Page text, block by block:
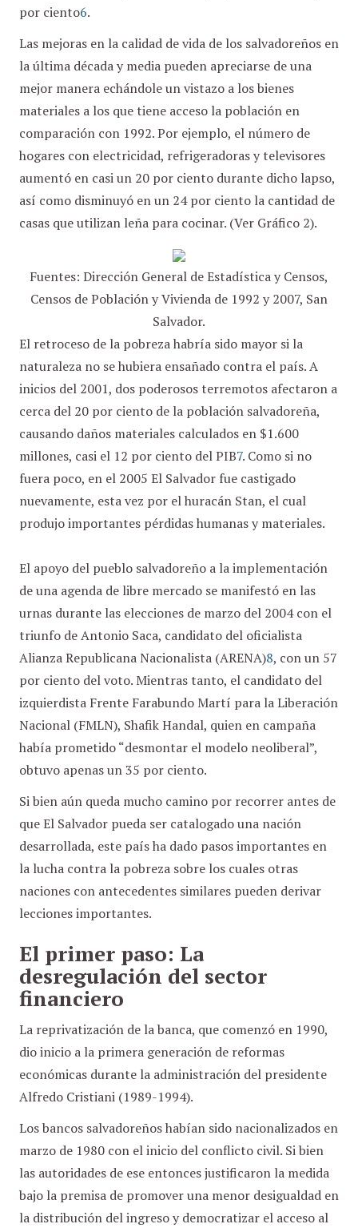
por ciento6.
Las mejoras en la calidad de vida de los salvadoreños en
la última década y media pueden apreciarse de una
mejor manera echándole un vistazo a los bienes
materiales a los que tiene acceso la población en
comparación con 1992. Por ejemplo, el número de
hogares con electricidad, refrigeradoras y televisores
aumentó en casi un 20 por ciento durante dicho lapso,
así como disminuyó en un 24 por ciento la cantidad de
casas que utilizan leña para cocinar. (Ver Gráfico 2).
Fuentes: Dirección General de Estadística y Censos,
Censos de Población y Vivienda de 1992 y 2007, San
Salvador.
El retroceso de la pobreza habría sido mayor si la
naturaleza no se hubiera ensañado contra el país. A
inicios del 2001, dos poderosos terremotos afectaron a
cerca del 20 por ciento de la población salvadoreña,
causando daños materiales calculados en $1.600
millones, casi el 12 por ciento del PIB7. Como si no
fuera poco, en el 2005 El Salvador fue castigado
nuevamente, esta vez por el huracán Stan, el cual
produjo importantes pérdidas humanas y materiales.
El apoyo del pueblo salvadoreño a la implementación
de una agenda de libre mercado se manifestó en las
urnas durante las elecciones de marzo del 2004 con el
triunfo de Antonio Saca, candidato del oficialista
Alianza Republicana Nacionalista (ARENA)8, con un 57
por ciento del voto. Mientras tanto, el candidato del
izquierdista Frente Farabundo Martí para la Liberación
Nacional (FMLN), Shafik Handal, quien en campaña
había prometido “desmontar el modelo neoliberal”,
obtuvo apenas un 35 por ciento.
Si bien aún queda mucho camino por recorrer antes de
que El Salvador pueda ser catalogado una nación
desarrollada, este país ha dado pasos importantes en
la lucha contra la pobreza sobre los cuales otras
naciones con antecedentes similares pueden derivar
lecciones importantes.
El primer paso: La
desregulación del sector
financiero
La reprivatización de la banca, que comenzó en 1990,
dio inicio a la primera generación de reformas
económicas durante la administración del presidente
Alfredo Cristiani (1989-1994).
Los bancos salvadoreños habían sido nacionalizados en
marzo de 1980 con el inicio del conflicto civil. Si bien
las autoridades de ese entonces justificaron la medida
bajo la premisa de promover una menor desigualdad en
la distribución del ingreso y democratizar el acceso al